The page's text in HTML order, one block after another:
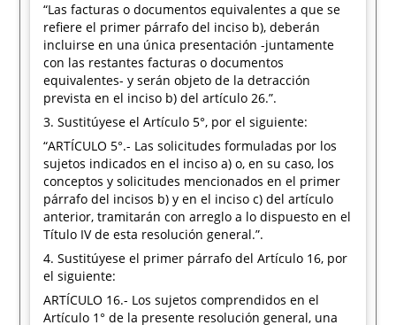
“Las facturas o documentos equivalentes a que se
refiere el primer párrafo del inciso b), deberán
incluirse en una única presentación -juntamente
con las restantes facturas o documentos
equivalentes- y serán objeto de la detracción
prevista en el inciso b) del artículo 26.”.
3. Sustitúyese el Artículo 5°, por el siguiente:
“ARTÍCULO 5°.- Las solicitudes formuladas por los
sujetos indicados en el inciso a) o, en su caso, los
conceptos y solicitudes mencionados en el primer
párrafo del incisos b) y en el inciso c) del artículo
anterior, tramitarán con arreglo a lo dispuesto en el
Título IV de esta resolución general.”.
4. Sustitúyese el primer párrafo del Artículo 16, por
el siguiente:
ARTÍCULO 16.- Los sujetos comprendidos en el
Artículo 1° de la presente resolución general, una